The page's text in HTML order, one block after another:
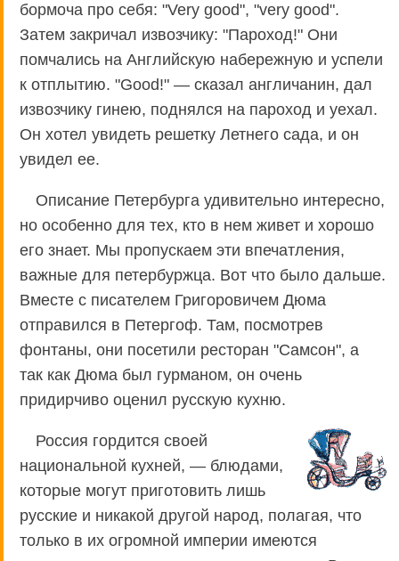
бормоча про себя: "Very good", "very good".
Затем закричал извозчику: "Пароход!" Они
помчались на Английскую набережную и успели
к отплытию. "Good!" — сказал англичанин, дал
извозчику гинею, поднялся на пароход и уехал.
Он хотел увидеть решетку Летнего сада, и он
увидел ее.
Описание Петербурга удивительно интересно,
но особенно для тех, кто в нем живет и хорошо
его знает. Мы пропускаем эти впечатления,
важные для петербуржца. Вот что было дальше.
Вместе с писателем Григоровичем Дюма
отправился в Петергоф. Там, посмотрев
фонтаны, они посетили ресторан "Самсон", а
так как Дюма был гурманом, он очень
придирчиво оценил русскую кухню.
Россия гордится своей
национальной кухней, — блюдами,
которые могут приготовить лишь
русские и никакой другой народ, полагая, что
только в их огромной империи имеются